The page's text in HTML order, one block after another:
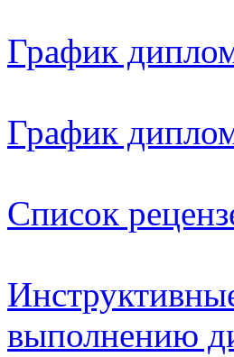
График
График
Список
выполнению